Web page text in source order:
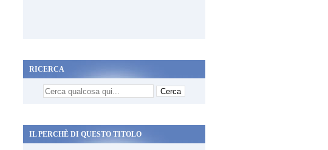
RICERCA
IL PERCHÈ DI QUESTO TITOLO